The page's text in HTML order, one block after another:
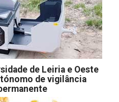
de Leiria e Oeste
de vigilância